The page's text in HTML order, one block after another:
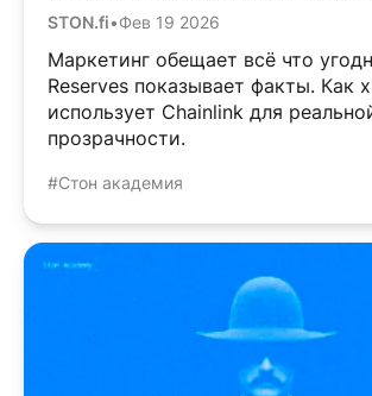
STON.fi•Фев 19 2026
Маркетинг обещает всё что
Reserves показывает факты. Как
использует Chainlink для
прозрачности.
#Стон академия